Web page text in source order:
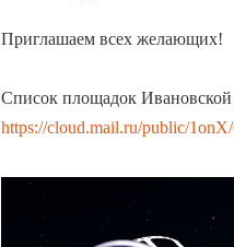
Приглашаем всех желающих!
Список площадок Ивановской
https://cloud.mail.ru/public/